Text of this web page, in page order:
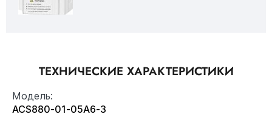
ТЕХНИЧЕСКИЕ ХАРАКТЕРИСТИКИ
Модель:
ACS880-01-05A6-3